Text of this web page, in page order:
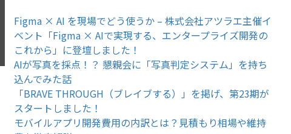
Figma × AI を現場でどう使うか – 株式会社アツラエ主催イ
ベント「Figma × AIで実現する、エンタープライズ開発の
これから」に登壇しました！
AIが写真を採点！？ 懇親会に「写真判定システム」を持ち
込んでみた話
「BRAVE THROUGH（ブレイブする）」を掲げ、第23期が
スタートしました！
モバイルアプリ開発費用の内訳とは？見積もり相場や維持